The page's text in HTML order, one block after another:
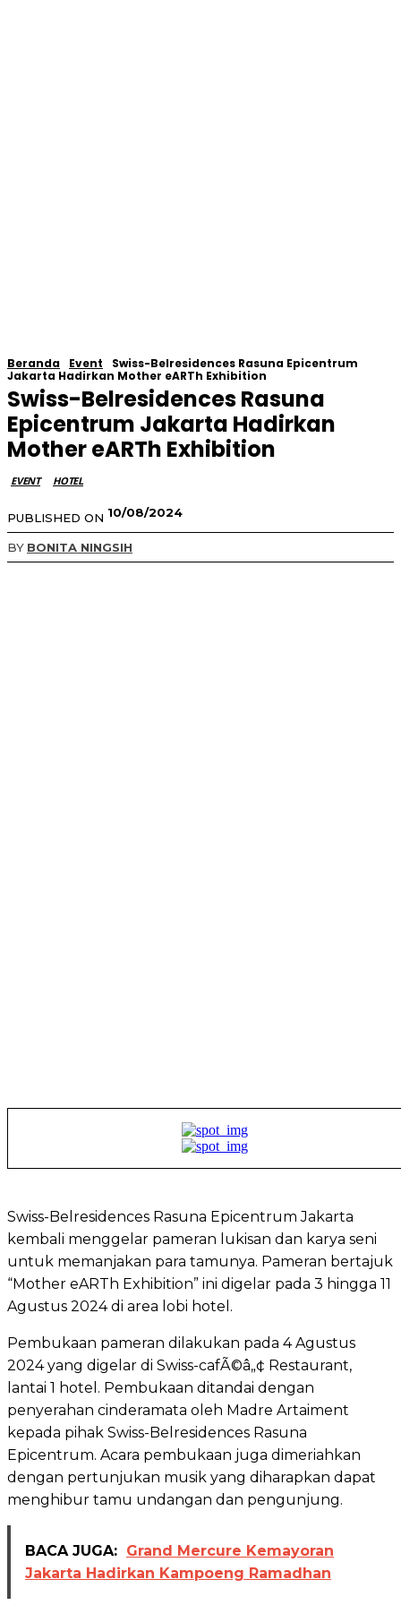
Beranda Event
Swiss-Belresidences Rasuna Epicentrum
Jakarta Hadirkan Mother eARTh Exhibition
Swiss-Belresidences Rasuna
Epicentrum Jakarta Hadirkan
Mother eARTh Exhibition
EVENT HOTEL
PUBLISHED ON 10/08/2024
BY BONITA NINGSIH
Swiss-Belresidences Rasuna Epicentrum Jakarta
kembali menggelar pameran lukisan dan karya seni
untuk memanjakan para tamunya. Pameran bertajuk
“Mother eARTh Exhibition” ini digelar pada 3 hingga 11
Agustus 2024 di area lobi hotel.
Pembukaan pameran dilakukan pada 4 Agustus
2024 yang digelar di Swiss-cafÃ©â„¢ Restaurant,
lantai 1 hotel. Pembukaan ditandai dengan
penyerahan cinderamata oleh Madre Artaiment
kepada pihak Swiss-Belresidences Rasuna
Epicentrum. Acara pembukaan juga dimeriahkan
dengan pertunjukan musik yang diharapkan dapat
menghibur tamu undangan dan pengunjung.
BACA JUGA: Grand Mercure Kemayoran
Jakarta Hadirkan Kampoeng Ramadhan